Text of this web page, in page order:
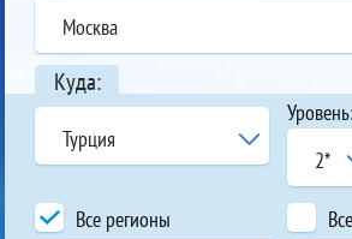
Москва
Куда:
Турция
Уровень:
2*
Все регионы